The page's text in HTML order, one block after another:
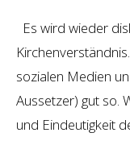
Es wird wieder
sozialen Medien
Aussetzer) gut so.
und Eindeutigkeit